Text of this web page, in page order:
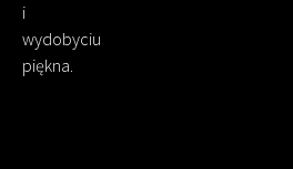
i
wydobyciu
piękna.